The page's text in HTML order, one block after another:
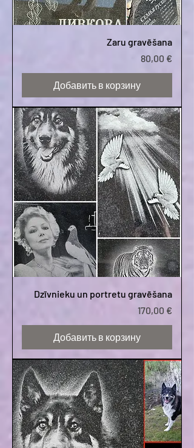
Zaru gravēšana
Цена
80,00 €
Добавить в корзину
Dzīvnieku un portretu gravēšana
Цена
170,00 €
Добавить в корзину